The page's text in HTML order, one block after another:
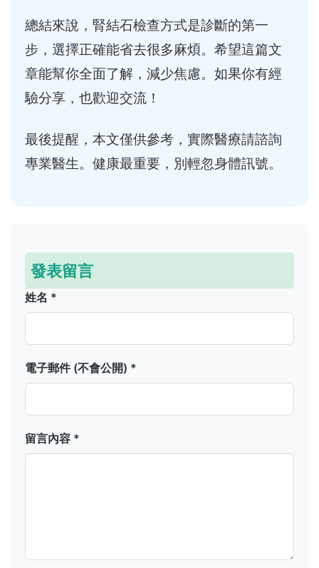
總結來說，腎結石檢查方式是診斷的第一
步，選擇正確能省去很多麻煩。希望這篇文
章能幫你全面了解，減少焦慮。如果你有經
驗分享，也歡迎交流！
最後提醒，本文僅供參考，實際醫療請諮詢
專業醫生。健康最重要，別輕忽身體訊號。
發表留言
姓名 *
電子郵件 (不會公開) *
留言內容 *